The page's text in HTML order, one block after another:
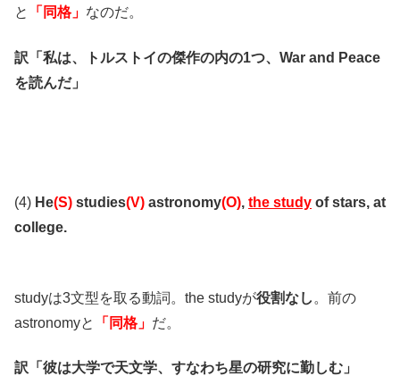
と
「同格」 なのだ。
訳「私は、トルストイの傑作の内の1つ、War and Peace
を読んだ」
(4) He(S) studies(V) astronomy(O), the study of stars, at
college.
studyは3文型を取る動詞。the studyが役割なし 。前の
astronomyと
「同格」 だ。
訳「彼は大学で天文学、すなわち星の研究に勤しむ」